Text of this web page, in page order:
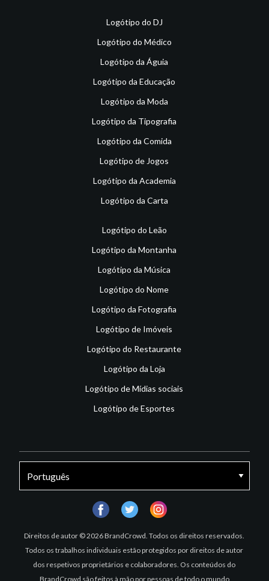
Logótipo do DJ
Logótipo do Médico
Logótipo da Águia
Logótipo da Educação
Logótipo da Moda
Logótipo da Tipografia
Logótipo da Comida
Logótipo de Jogos
Logótipo da Academia
Logótipo da Carta
Logótipo do Leão
Logótipo da Montanha
Logótipo da Música
Logótipo do Nome
Logótipo da Fotografia
Logótipo de Imóveis
Logótipo do Restaurante
Logótipo da Loja
Logótipo de Mídias sociais
Logótipo de Esportes
Direitos de autor © 2026 BrandCrowd. Todos os direitos reservados.
Todos os trabalhos individuais estão protegidos por direitos de autor
dos respetivos proprietários e colaboradores. Os conteúdos do
BrandCrowd são feitos à mão por pessoas de todo o mundo
facebooktwitter instagram